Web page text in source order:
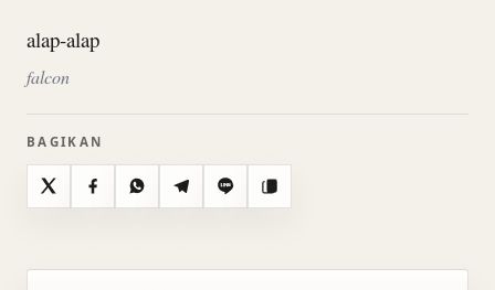
alap-alap
falcon
BAGIKAN
X FacebookWhatsAppTelegramLine Salin